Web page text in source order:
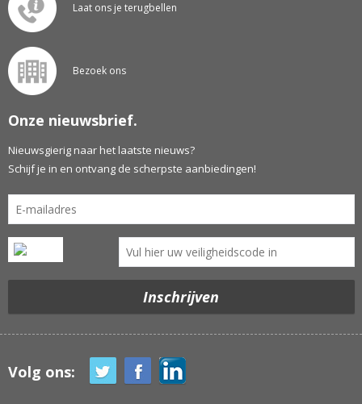
Laat ons je terugbellen
Bezoek ons
Onze nieuwsbrief.
Nieuwsgierig naar het laatste nieuws?
Schijf je in en ontvang de scherpste aanbiedingen!
Volg ons: